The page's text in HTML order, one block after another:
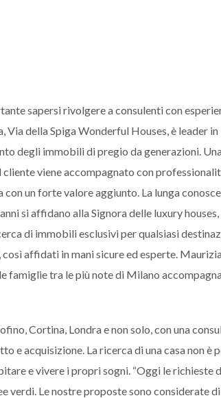
sapersi rivolgere a consulenti con
della Spiga Wonderful Houses, è leader
degli immobili di pregio da generazioni.
viene accompagnato con
un forte valore aggiunto. La lunga
si affidano alla Signora delle luxury
di immobili esclusivi per qualsiasi
affidati in mani sicure ed esperte.
famiglie tra le più note di Milano
Cortina, Londra e non solo, con una
e acquisizione. La ricerca di una casa non è
e vivere i propri sogni. “Oggi le richieste
verdi. Le nostre proposte sono considerate